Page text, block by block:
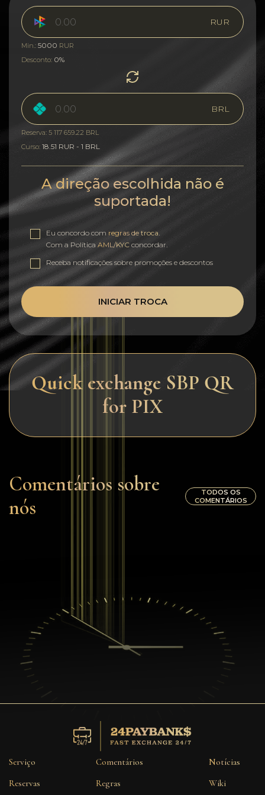
RUR
Min.: 5000 RUR
Desconto: 0%
BRL
Reserva: 5 117 659.22 BRL
Curso: 18.51 RUR - 1 BRL
A direção escolhida não é
suportada!
Eu concordo com regras de troca
Com a Política AML/KYC concordar.
Receba notificações sobre promoções e descontos
INICIAR TROCA
Quick exchange SBP QR
for PIX
Comentários sobre
nós
TODOS OS
COMENTÁRIOS
Serviço
Reservas
Comentários
Regras
Notícias
Wiki